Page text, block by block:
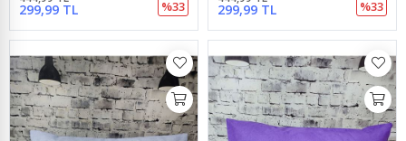
299,99 TL %33 299,99 TL %33